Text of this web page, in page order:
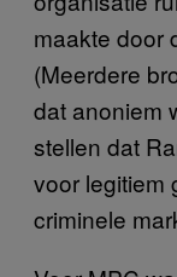
maakte door
(Meerdere
dat anoniem
stellen dat
voor legitiem
criminele